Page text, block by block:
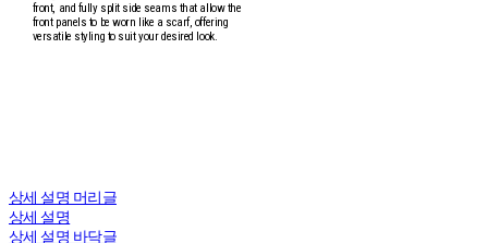
front, and fully split side seams that allow the
front panels to be worn like a scarf, offering
versatile styling to suit your desired look.
상세 설명 머리글
상세 설명
상세 설명 바닥글